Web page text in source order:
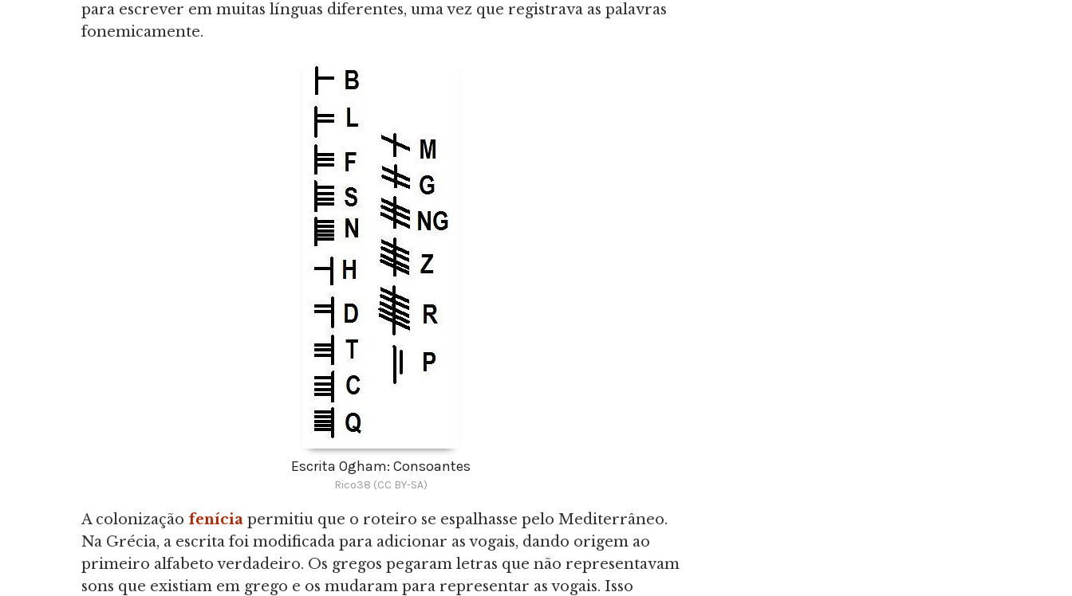
para escrever em muitas línguas diferentes, uma vez que registrava as palavras
fonemicamente.
Escrita Ogham: Consoantes
Rico38 (CC BY-SA)
A colonização fenícia permitiu que o roteiro se espalhasse pelo Mediterrâneo.
Na Grécia, a escrita foi modificada para adicionar as vogais, dando origem ao
primeiro alfabeto verdadeiro. Os gregos pegaram letras que não representavam
sons que existiam em grego e os mudaram para representar as vogais. Isso